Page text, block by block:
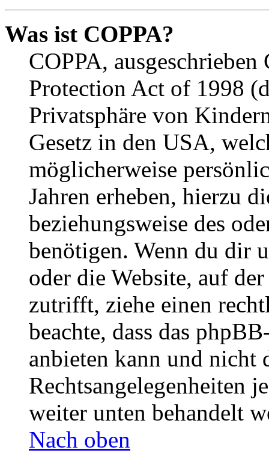
Was ist COPPA?
COPPA,
Protection Act of 1998
Privatsphäre von
Gesetz in den USA,
möglicherweise
Jahren erheben, hierzu
beziehungsweise des
benötigen. Wenn du dir
oder die Website, auf
zutrifft, ziehe einen
beachte, dass das
anbieten kann und nicht
Rechtsangelegenheiten
weiter unten behandelt
Nach oben